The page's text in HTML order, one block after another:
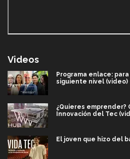
Videos
Programa enlace:
siguiente nivel (video)
¿Quieres emprender?
Innovación del Tec
El joven que hizo del